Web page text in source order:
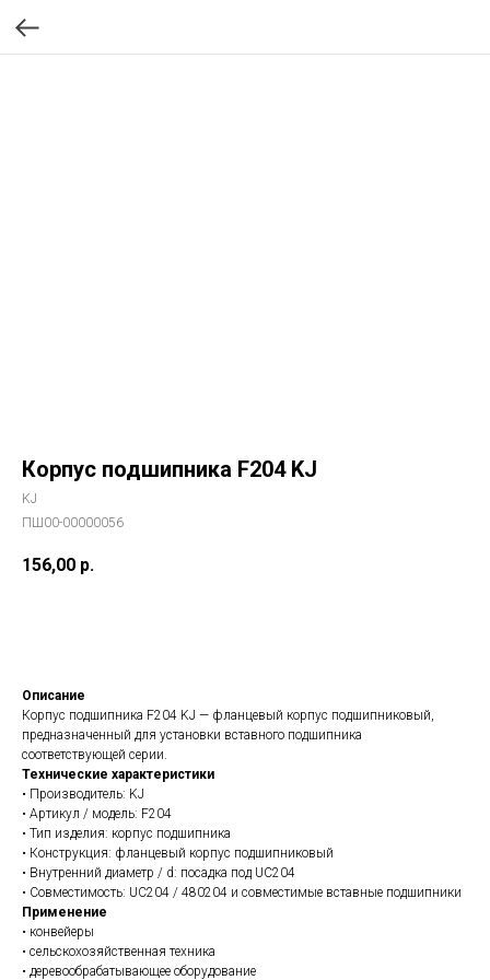
Корпус подшипника F204 KJ
KJ
ПШ00-00000056
156,00 р.
Описание
Корпус подшипника F204 KJ — фланцевый корпус подшипниковый,
предназначенный для установки вставного подшипника
соответствующей серии.
Технические характеристики
• Производитель: KJ
• Артикул / модель: F204
• Тип изделия: корпус подшипника
• Конструкция: фланцевый корпус подшипниковый
• Внутренний диаметр / d: посадка под UC204
• Совместимость: UC204 / 480204 и совместимые вставные подшипники
Применение
• конвейеры
• сельскохозяйственная техника
• деревообрабатывающее оборудование